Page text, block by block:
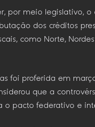
por meio legislativo,
dos créditos
como Norte,
foi proferida em
que a
o pacto federativo e